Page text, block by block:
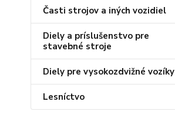
Časti strojov a iných vozidiel
Diely a príslušenstvo pre
stavebné stroje
Diely pre vysokozdvižné vozíky
Lesníctvo